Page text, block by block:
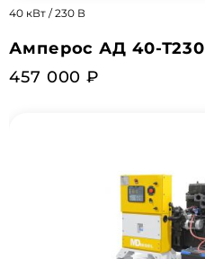
40 кВт / 230 В
Амперос АД 40-Т230
457 000 ₽